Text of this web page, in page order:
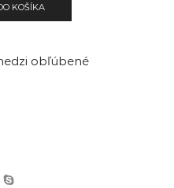
KOŠÍKA
obľúbené